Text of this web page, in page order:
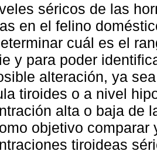
séricos de las
en el felino
cuál es el
y para poder
alteración, ya
tiroides o a nivel
alta o baja de
objetivo
tiroideas